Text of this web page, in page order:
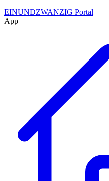
EINUNDZWANZIG Portal
App